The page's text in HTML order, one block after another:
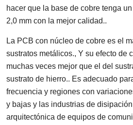
hacer que la base de cobre tenga
2,0 mm con la mejor calidad..
La PCB con núcleo de cobre es el
sustratos metálicos., Y su efecto de
muchas veces mejor que el del
sustrato de hierro.. Es adecuado
frecuencia y regiones con
y bajas y las industrias de
arquitectónica de equipos de